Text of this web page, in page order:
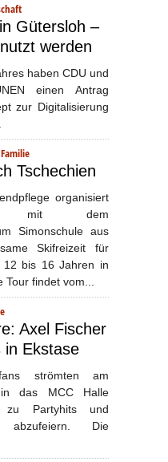
Gütersloh –
werden
haben CDU und
einen Antrag
zur Digitalisierung
Tschechien
organisiert
mit dem
Simonschule aus
Skifreizeit für
12 bis 16 Jahren in
findet vom...
Axel Fischer
in Ekstase
strömten am
in das MCC Halle
zu Partyhits und
abzufeiern. Die